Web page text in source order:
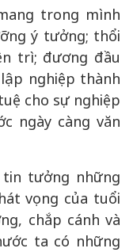
trong mình
ý tưởng; thổi
trì; đương đầu
nghiệp thành
cho sự nghiệp
ngày càng văn
tin tưởng những
vọng của tuổi
chắp cánh và
ta có những